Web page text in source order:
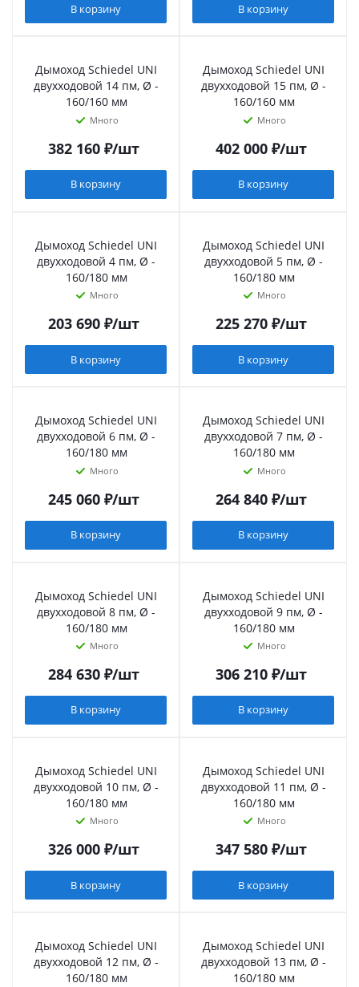
В корзину В корзину
Дымоход Schiedel UNI
двухходовой 14 пм, Ø -
160/160 мм
Много
382 160₽/шт
В корзину
Дымоход Schiedel UNI
двухходовой 15 пм, Ø -
160/160 мм
Много
402 000₽/шт
В корзину
Дымоход Schiedel UNI
двухходовой 4 пм, Ø -
160/180 мм
Много
203 690₽/шт
В корзину
Дымоход Schiedel UNI
двухходовой 5 пм, Ø -
160/180 мм
Много
225 270₽/шт
В корзину
Дымоход Schiedel UNI
двухходовой 6 пм, Ø -
160/180 мм
Много
245 060₽/шт
В корзину
Дымоход Schiedel UNI
двухходовой 7 пм, Ø -
160/180 мм
Много
264 840₽/шт
В корзину
Дымоход Schiedel UNI
двухходовой 8 пм, Ø -
160/180 мм
Много
284 630₽/шт
В корзину
Дымоход Schiedel UNI
двухходовой 9 пм, Ø -
160/180 мм
Много
306 210₽/шт
В корзину
Дымоход Schiedel UNI
двухходовой 10 пм, Ø -
160/180 мм
Много
326 000₽/шт
В корзину
Дымоход Schiedel UNI
двухходовой 11 пм, Ø -
160/180 мм
Много
347 580₽/шт
В корзину
Дымоход Schiedel UNI
двухходовой 12 пм, Ø -
160/180 мм
Дымоход Schiedel UNI
двухходовой 13 пм, Ø -
160/180 мм